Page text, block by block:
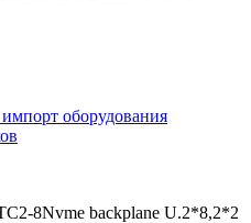
оборудования
8Nvme backplane U.2*8,2*2